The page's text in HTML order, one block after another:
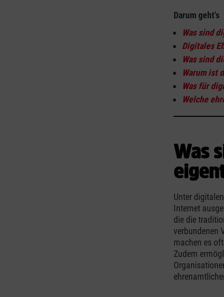
Darum geht's
Was sind
Digitales
Was sind
Warum ist
Was für
Welche
Was
Unter
Internet
die die
verbundenen
machen es
Zudem